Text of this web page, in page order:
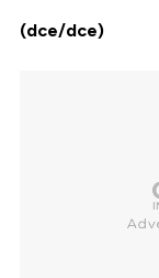
(dce/dce)